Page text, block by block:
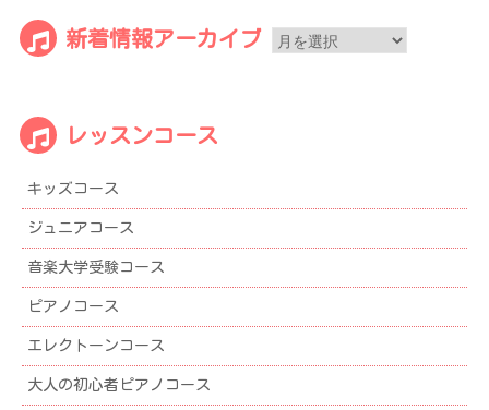
新着情報アーカイブ
新
ブ
レッスンコース
キッズコース
ジュニアコース
音楽大学受験コース
ピアノコース
エレクトーンコース
大人の初心者ピアノコース